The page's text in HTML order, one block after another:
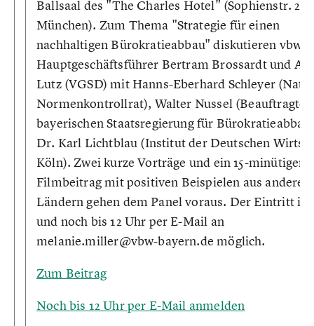
Ballsaal des "The Charles Hotel" (Sophienstr. 28,
München). Zum Thema "Strategie für einen
nachhaltigen Bürokratieabbau" diskutieren vbw-
Hauptgeschäftsführer Bertram Brossardt und
Lutz (VGSD) mit Hanns-Eberhard Schleyer
Normenkontrollrat), Walter Nussel (Beauftragter
bayerischen Staatsregierung für
Dr. Karl Lichtblau (Institut der Deutschen
Köln). Zwei kurze Vorträge und ein 15-minütiger
Filmbeitrag mit positiven Beispielen aus anderen
Ländern gehen dem Panel voraus. Der Eintritt
und noch bis 12 Uhr per E-Mail an
melanie.miller@vbw-bayern.de möglich.
Zum Beitrag
Noch bis 12 Uhr per E-Mail anmelden